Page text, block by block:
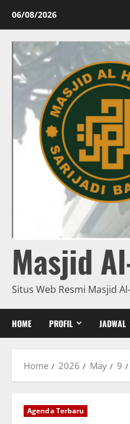
06/08/2026
Masjid
Situs Web Resmi Masjid
HOME PROFIL JADWAL
Home 2026 May 9
Agenda Terbaru